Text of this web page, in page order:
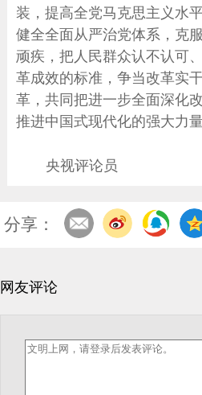
装，提高全党马克思主义水
健全全面从严治党体系，克
顽疾，把人民群众认不认可
革成效的标准，争当改革实
革，共同把进一步全面深化
推进中国式现代化的强大力量
央视评论员
分享：
网友评论